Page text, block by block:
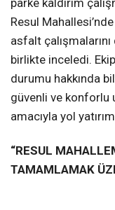
Resul
asfalt
birlikte inceledi.
durumu hakkında
güvenli ve konforlu
amacıyla yol
“RESUL
TAMAMLAMAK